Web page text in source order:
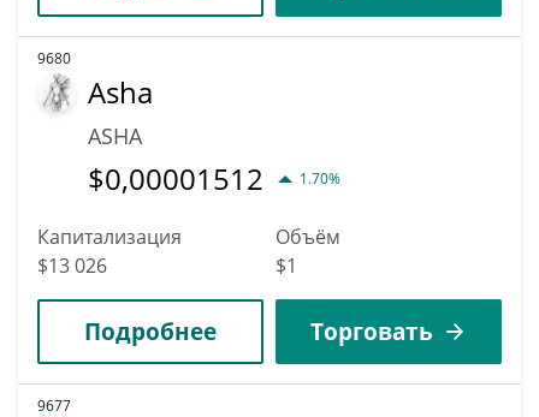
9680
Asha
ASHA
$0,00001512 1.70%
Капитализация
$13 026
Объём
$1
Подробнее Торговать
9677